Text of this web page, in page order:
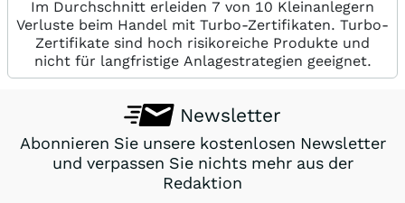
Im Durchschnitt erleiden 7 von 10 Kleinanlegern
Verluste beim Handel mit Turbo-Zertifikaten. Turbo-
Zertifikate sind hoch risikoreiche Produkte und
nicht für langfristige Anlagestrategien geeignet.
Newsletter
Abonnieren Sie unsere kostenlosen Newsletter
und verpassen Sie nichts mehr aus der
Redaktion